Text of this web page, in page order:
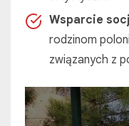
Wsparcie
rodzinom
związanych z